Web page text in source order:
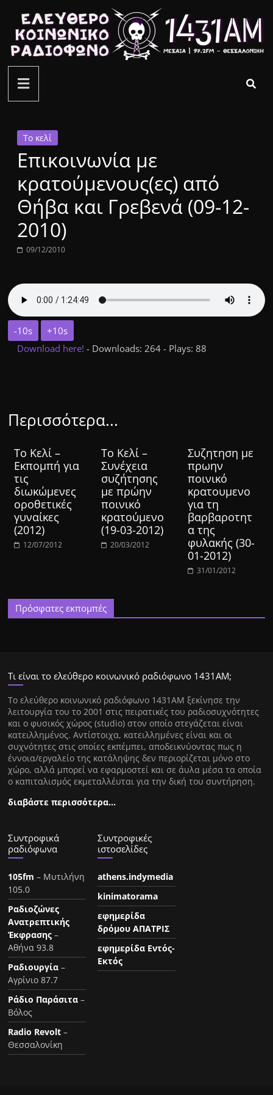
περιεχόμενο
ελεύθερο
κοινωνικό
ραδιόφωνο
1431AM
Το κελί
Επικοινωνία με
κρατούμενους(ες) από
Θήβα και Γρεβενά (09-12-
2010)
09/12/2010
-10s
+10s
Download here!- Downloads: 264 - Plays: 88
Περισσότερα...
Το Κελί –
Εκπομπή για
τις
διωκώμενες
οροθετικές
γυναίκες
(2012)
12/07/2012
Το Κελί –
Συνέχεια
συζήτησης
με πρώην
ποινικό
κρατούμενο
(19-03-2012)
20/03/2012
Συζητηση με
πρωην
ποινικό
κρατουμενο
για τη
βαρβαροτητ
α της
φυλακής (30-
01-2012)
31/01/2012
Πρόσφατες εκπομπές
Τι είναι το ελεύθερο κοινωνικό ραδιόφωνο 1431ΑΜ;
Tο ελεύθερο κοινωνικό ραδιόφωνο 1431AM ξεκίνησε την
λειτουργία του το 2001 στις πειρατικές του ραδιοσυχνότητες
και ο φυσικός χώρος (studio) στον οποίο στεγάζεται είναι
κατειλλημένος. Αντίστοιχα, κατειλλημένες είναι και οι
συχνότητες στις οποίες εκπέμπει, αποδεικνύοντας πως η
έννοια/εργαλείο της κατάληψης δεν περιορίζεται μόνο στο
χώρο, αλλά μπορεί να εφαρμοστεί και σε άυλα μέσα τα οποία
ο καπιταλισμός εκμεταλλέυται για την δική του συντήρηση.
διαβάστε περισσότερα…
Συντροφικά
ραδιόφωνα
105fm – Μυτιλήνη
105.0
Ραδιοζώνες
Ανατρεπτικής
Έκφρασης –
Αθήνα 93.8
Ραδιουργία –
Αγρίνιο 87.7
Ράδιο Παράσιτα –
Βόλος
Radio Revolt –
Θεσσαλονίκη
Συντροφικές
ιστοσελίδες
athens.indymedia
kinimatorama
εφημερίδα
δρόμου ΑΠΑΤΡΙΣ
εφημερίδα Εντός-
Εκτός